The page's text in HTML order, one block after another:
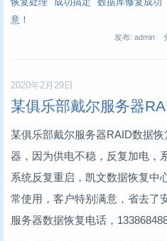
恢复处理 成功搞定 数据库修复成功
意！
发布: admin
2020年2月29日
某俱乐部戴尔服务器
某俱乐部戴尔服务器RAID数据
器，因为供电不稳，反复加电，
系统反复重启，凯文数据恢复中
常使用，客户特别满意，省去了
服务器数据恢复电话，